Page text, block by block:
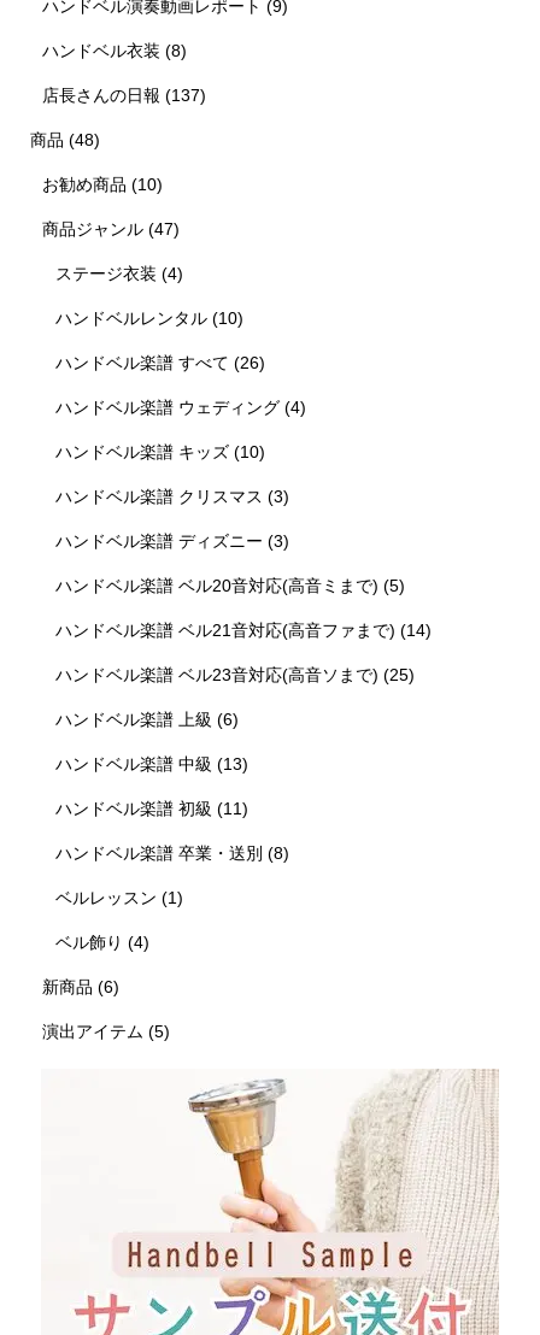
ハンドベル演奏動画レポート (9)
ハンドベル衣装 (8)
店長さんの日報 (137)
商品 (48)
お勧め商品 (10)
商品ジャンル (47)
ステージ衣装 (4)
ハンドベルレンタル(10)
ハンドベル楽譜 すべて (26)
ハンドベル楽譜 ウェディング(4)
ハンドベル楽譜 キッズ(10)
ハンドベル楽譜 クリスマス (3)
ハンドベル楽譜 ディズニー (3)
ハンドベル楽譜 ベル20音対応(高音ミまで) (5)
ハンドベル楽譜 ベル21音対応(高音ファまで) (14)
ハンドベル楽譜 ベル23音対応(高音ソまで) (25)
ハンドベル楽譜 上級 (6)
ハンドベル楽譜 中級 (13)
ハンドベル楽譜 初級 (11)
ハンドベル楽譜 卒業・送別 (8)
ベルレッスン (1)
ベル飾り (4)
新商品 (6)
演出アイテム (5)